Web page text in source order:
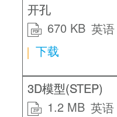
开孔
英语
PDF
670 KB
下载
3D模型(STEP)
英语
ZIP
1.2 MB